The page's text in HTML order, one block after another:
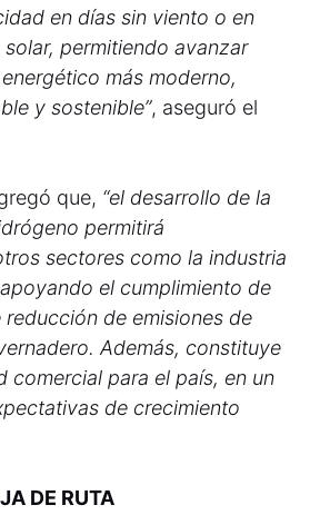
en días sin viento o en
permitiendo avanzar
más moderno,
y sostenible”, aseguró el
que, “el desarrollo de la
permitirá
sectores como la industria
el cumplimiento de
de emisiones de
Además, constituye
comercial para el país, en un
de crecimiento
DE RUTA